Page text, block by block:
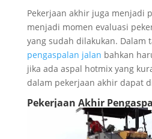
Pekerjaan akhir juga menjadi
menjadi momen evaluasi
yang sudah dilakukan. Dalam
pengaspalan jalan bahkan
jika ada aspal hotmix yang
dalam pekerjaan akhir dapat
Pekerjaan Akhir